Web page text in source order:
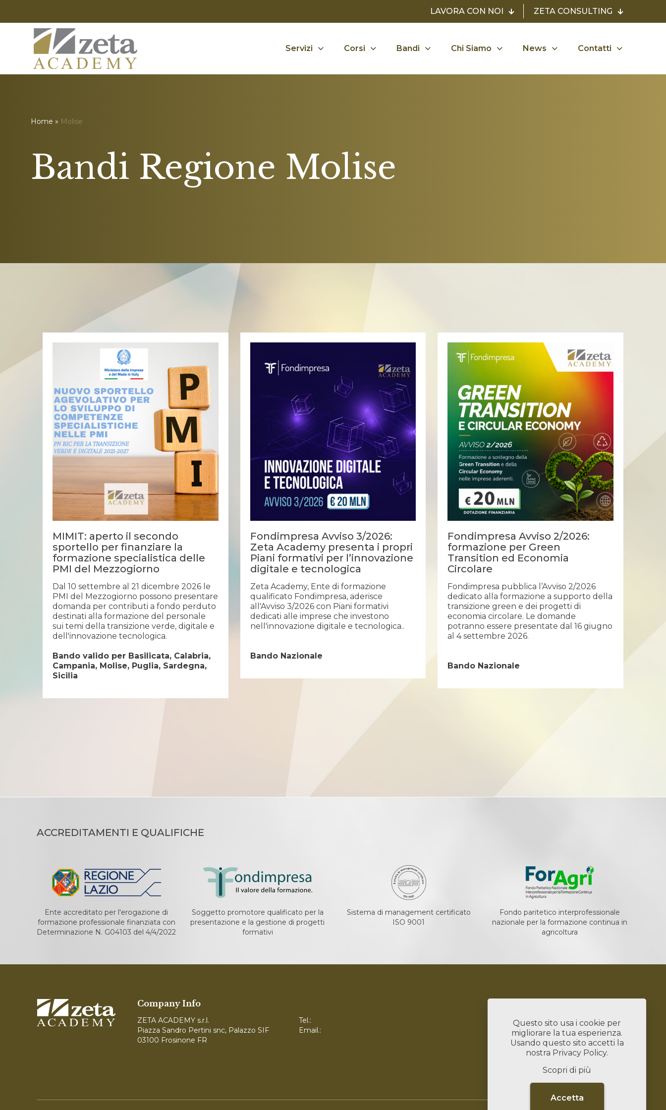
LAVORA CON NOI ZETA CONSULTING
Servizi Corsi Bandi Chi Siamo News Contatti
Home » Molise
Bandi Regione Molise
MIMIT: aperto il secondo
sportello per finanziare la
formazione specialistica delle
PMI del Mezzogiorno
Dal 10 settembre al 21 dicembre 2026 le
PMI del Mezzogiorno possono presentare
domanda per contributi a fondo perduto
destinati alla formazione del personale
sui temi della transizione verde, digitale e
dell'innovazione tecnologica.
Bando valido per Basilicata, Calabria,
Campania, Molise, Puglia, Sardegna,
Sicilia
Fondimpresa Avviso 3/2026:
Zeta Academy presenta i propri
Piani formativi per l’innovazione
digitale e tecnologica
Zeta Academy, Ente di formazione
qualificato Fondimpresa, aderisce
all'Avviso 3/2026 con Piani formativi
dedicati alle imprese che investono
nell'innovazione digitale e tecnologica..
Bando Nazionale
Fondimpresa Avviso 2/2026:
formazione per Green
Transition ed Economia
Circolare
Fondimpresa pubblica l’Avviso 2/2026
dedicato alla formazione a supporto della
transizione green e dei progetti di
economia circolare. Le domande
potranno essere presentate dal 16 giugno
al 4 settembre 2026.
Bando Nazionale
ACCREDITAMENTI E QUALIFICHE
Ente accreditato per l'erogazione di
formazione professionale finanziata con
Determinazione N. G04103 del 4/4/2022
Soggetto promotore qualificato per la
presentazione e la gestione di progetti
formativi
Sistema di management certificato
ISO 9001
Fondo paritetico interprofessionale
nazionale per la formazione continua in
agricoltura
Company Info
ZETA ACADEMY s.r.l.
Piazza Sandro Pertini snc, Palazzo SIF
03100 Frosinone FR
Tel.:
Email.:
Chi Siamo
News
Contatti
Lavora con Noi
Linked In
Questo sito usa i cookie per
migliorare la tua esperienza.
Usando questo sito accetti la
nostra Privacy Policy.
Scopri di più
Accetta